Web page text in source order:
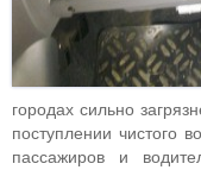
городах сильно
поступлении чистого
пассажиров и